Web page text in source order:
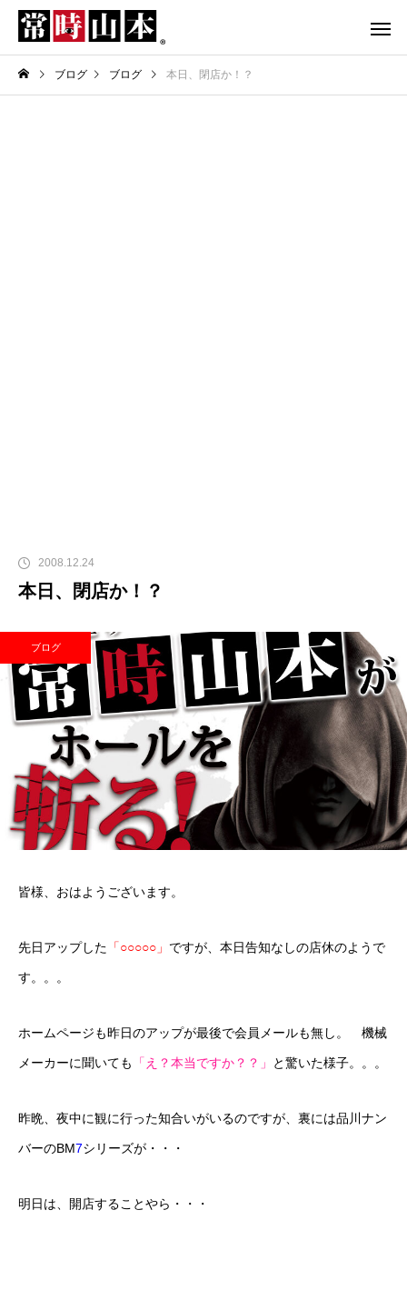
ブログ ブログ 本日、閉店か！？
2008.12.24
本日、閉店か！？
ブログ
皆様、おはようございます。
先日アップした 「○○○○○」 ですが、本日告知なしの店休のようで
す。。。
ホームページも昨日のアップが最後で会員メールも無し。 機械
メーカーに聞いても 「え？本当ですか？？」 と驚いた様子。。。
昨晩、夜中に観に行った知合いがいるのですが、裏には品川ナン
バーのBM7シリーズが・・・
明日は、開店することやら・・・